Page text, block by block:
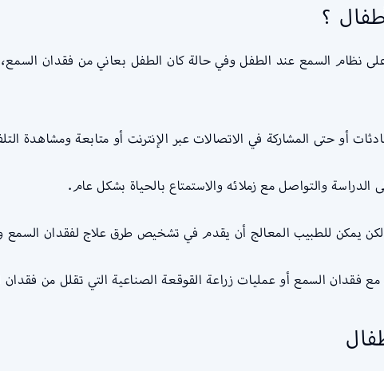
؟
نظام السمع عند الطفل وفي حالة كان الطفل بعاني من فقدان
أو حتى المشاركة في الاتصالات عبر الإنترنت أو متابعة ومشاهدة
والتواصل مع زملائه والاستمتاع بالحياة بشكل عام.
لكن يمكن للطبيب المعالج أن يقدم في تشخيص طرق علاج لفقدان السمع
فقدان السمع أو عمليات زراعة القوقعة الصناعية التي تقلل من